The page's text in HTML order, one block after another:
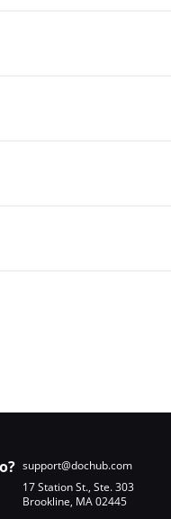
support@dochub.com
17 Station St., Ste. 303
Brookline, MA 02445